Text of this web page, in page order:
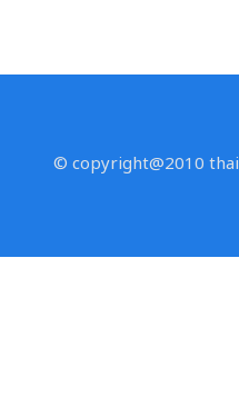
© copyright@2010